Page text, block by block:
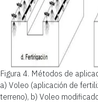
Figura 4. Métodos de
a) Voleo (aplicación de
terreno), b) Voleo